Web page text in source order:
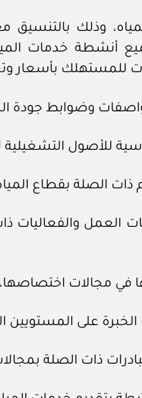
وذلك
جميع أنشطة خدمات
للمستهلك بأسعار
العمل والفعاليات